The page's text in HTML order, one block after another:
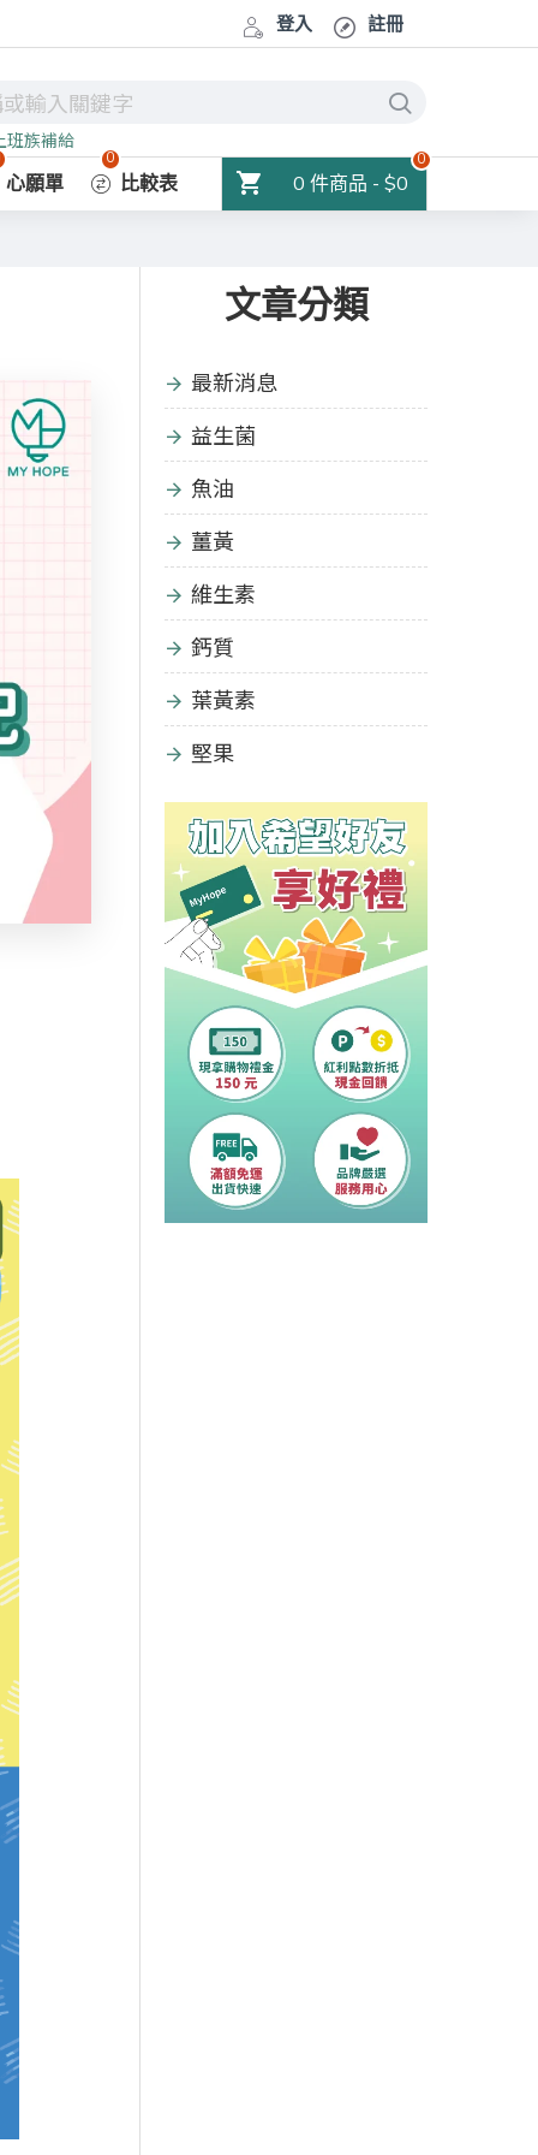
登入 註冊
班族補給
心願單 比較表
0
0 件商品 - $0
0
文章分類
最新消息
益生菌
魚油
薑黃
維生素
鈣質
葉黃素
堅果